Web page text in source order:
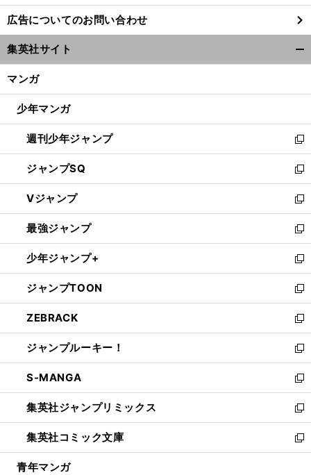
し
い
ウ
ィ
ン
ウ
開
く
広告についてのお問い合わせ
集英社サイト
マンガ
少年マンガ
週刊少年ジャンプ
新
し
い
ウ
ィ
ン
ド
ウ
で
開
く
ジャンプSQ
新
し
い
ウ
ィ
ン
ド
ウ
で
開
く
Vジャンプ
新
し
い
ウ
ィ
ン
ド
ウ
で
開
く
最強ジャンプ
新
し
い
ウ
ィ
ン
ド
ウ
で
開
く
少年ジャンプ+
新
し
い
ウ
ィ
ン
ド
ウ
で
開
く
ジャンプTOON
新
し
い
ウ
ィ
ン
ド
ウ
で
開
く
ZEBRACK
新
し
い
ウ
ィ
ン
ド
ウ
で
開
ジャンプルーキー！
新
し
い
ウ
ィ
ン
ド
ウ
S-MANGA
新
し
い
ウ
ィ
ン
集英社ジャンプリミックス
新
し
い
ウ
集英社コミック文庫
新
し
青年マンガ